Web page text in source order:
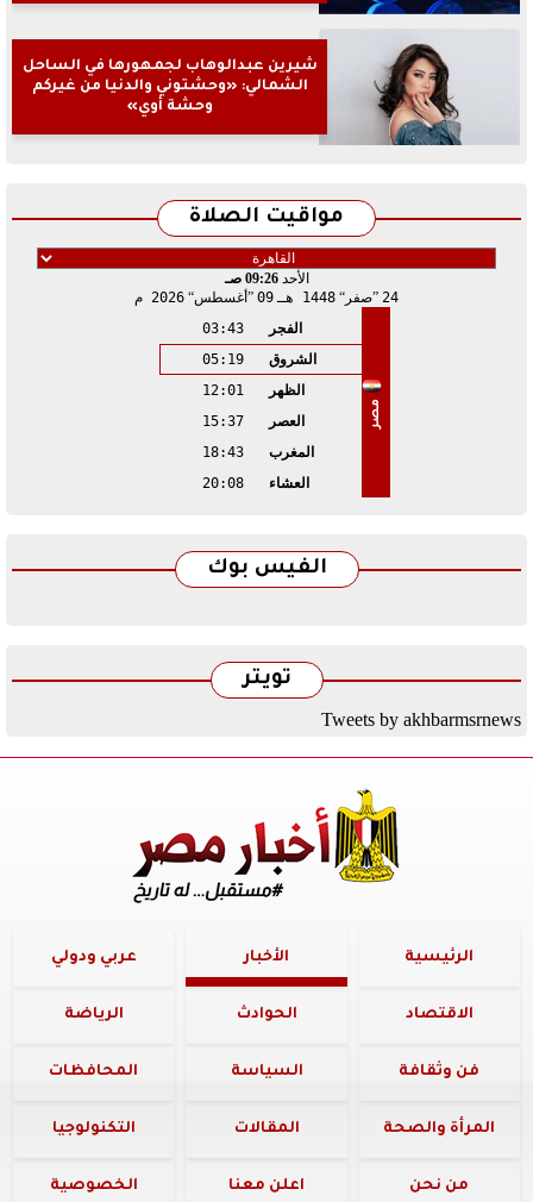
شيرين عبدالوهاب لجمهورها في الساحل
الشمالي: «وحشتوني والدنيا من غيركم
وحشة أوي»
مواقيت الصلاة
الأحد09:26 صـ
24 صفر 1448 هـ 09 أغسطس 2026 م
مصر
الفجر
03:43
الشروق
05:19
الظهر
12:01
العصر
15:37
المغرب
18:43
العشاء
20:08
الفيس بوك
تويتر
Tweets by akhbarmsrnews
الرئيسية الأخبار عربي ودولي
الاقتصاد الحوادث الرياضة
فن وثقافة السياسة المحافظات
المرأة والصحة المقالات التكنولوجيا
من نحن اعلن معنا الخصوصية